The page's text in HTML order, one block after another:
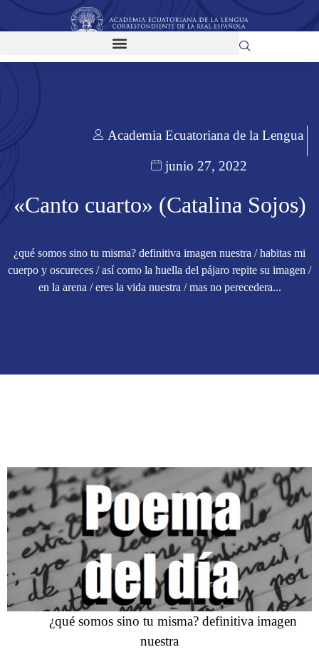
Academia Ecuatoriana de la Lengua
junio 27, 2022
«Canto cuarto» (Catalina Sojos)
¿qué somos sino tu misma? definitiva imagen nuestra / habitas mi
cuerpo y oscureces / así como la huella del pájaro repite su imagen /
en la arena / eres la vida nuestra / mas no perecedera...
¿qué somos sino tu misma? definitiva imagen
nuestra